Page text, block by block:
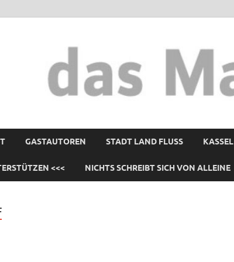
GASTAUTOREN STADT LAND FLUSS KASSEL
<<< NICHTS SCHREIBT SICH VON ALLEINE